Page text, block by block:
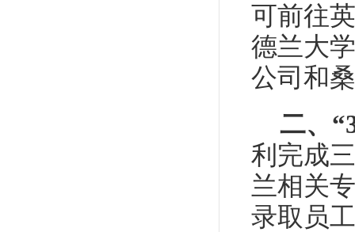
可前往
德兰大
公司和
二、
利完成
兰相关
录取员